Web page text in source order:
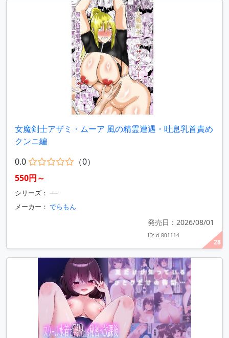
28
女魔剣士アザミ・ムーア 風の精霊遭遇・吐息乳首責め
クンニ編
0.0
（0）
550円～
シリーズ： ----
メーカー： でらもん
発売日：2026/08/01
ID: d_801114